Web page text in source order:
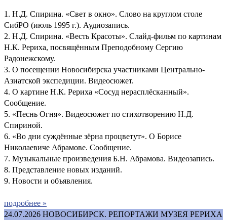
1. Н.Д. Спирина. «Свет в окно». Слово на круглом столе
СибРО (июль 1995 г.). Аудиозапись.
2. Н.Д. Спирина. «Весть Красоты». Слайд-фильм по картинам
Н.К. Рериха, посвящённым Преподобному Сергию
Радонежскому.
3. О посещении Новосибирска участниками Центрально-
Азиатской экспедиции. Видеосюжет.
4. О картине Н.К. Рериха «Сосуд нерасплёсканный».
Сообщение.
5. «Песнь Огня». Видеосюжет по стихотворению Н.Д.
Спириной.
6. «Во дни суждённые зёрна процветут». О Борисе
Николаевиче Абрамове. Сообщение.
7. Музыкальные произведения Б.Н. Абрамова. Видеозапись.
8. Представление новых изданий.
9. Новости и объявления.
подробнее »
24.07.2026 НОВОСИБИРСК. РЕПОРТАЖИ МУЗЕЯ РЕРИХА